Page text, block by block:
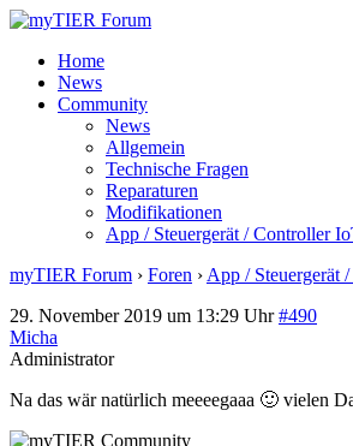
Home
News
Community
News
Allgemein
Technische Fragen
Reparaturen
Modifikationen
App / Steuergerät / Controller
myTIER Forum › Foren › App / Steuergerät
29. November 2019 um 13:29 Uhr #490
Micha
Administrator
Na das wär natürlich meeeegaaa 🙂 vielen